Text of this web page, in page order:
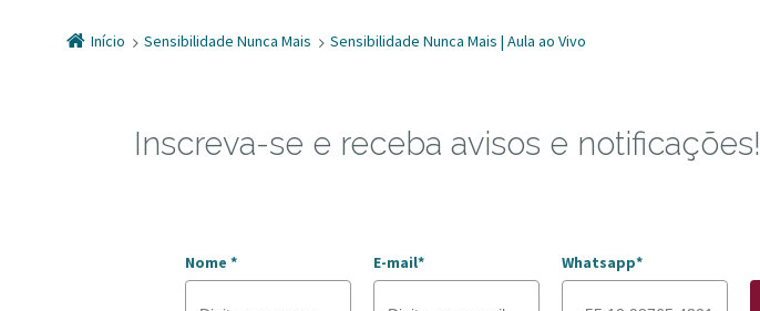
Início Sensibilidade Nunca Mais Sensibilidade Nunca Mais | Aula ao Vivo
Inscreva-se e receba avisos e notificações!
Nome * E-mail* Whatsapp*